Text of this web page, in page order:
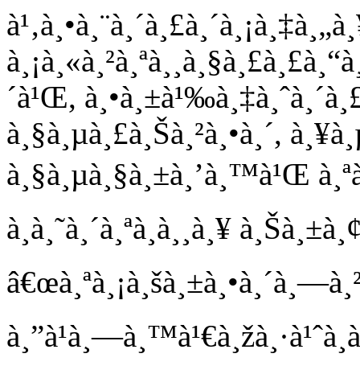
´à¹Œ,
à¸§à¸µà¸£à¸Šà¸²à¸•à¸´,
à¸§à¸µà¸§à¸±à¸’à¸™à¹Œ
à¸­à¸˜à¸´à¸ªà¸à¸¸à¸¥